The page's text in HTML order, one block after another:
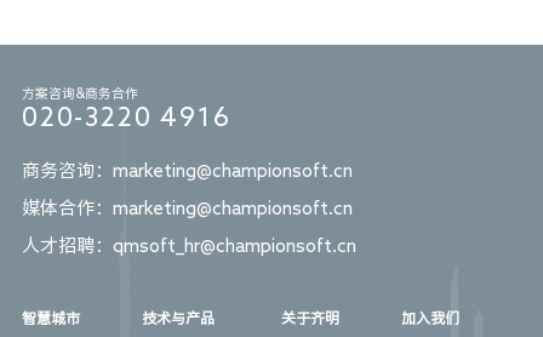
方案咨询&商务合作
020-3220 4916
商务咨询：marketing@championsoft.cn
媒体合作：marketing@championsoft.cn
人才招聘：qmsoft_hr@championsoft.cn
智慧城市 技术与产品 关于齐明 加入我们